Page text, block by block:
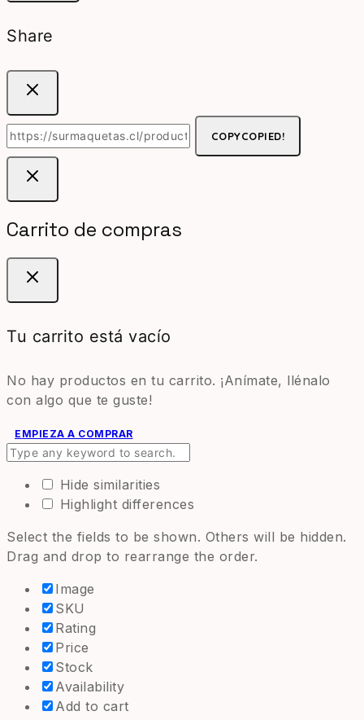
Share
COPYCOPIED!
Carrito de compras
Tu carrito está vacío
No hay productos en tu carrito. ¡Anímate, llénalo
con algo que te guste!
EMPIEZA A COMPRAR
Hide similarities
Highlight differences
Select the fields to be shown. Others will be hidden.
Drag and drop to rearrange the order.
Image
SKU
Rating
Price
Stock
Availability
Add to cart